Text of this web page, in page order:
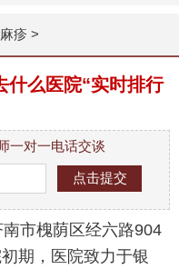
疹 >
什么医院“实时排行
一对一电话交谈
市槐荫区经六路904
期，医院致力于银